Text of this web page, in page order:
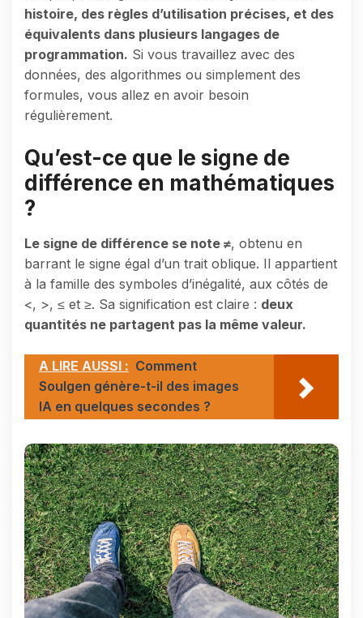
histoire, des règles d’utilisation précises, et des
équivalents dans plusieurs langages de
programmation. Si vous travaillez avec des
données, des algorithmes ou simplement des
formules, vous allez en avoir besoin
régulièrement.
Qu’est-ce que le signe de
différence en mathématiques
?
Le signe de différence se note ≠, obtenu en
barrant le signe égal d’un trait oblique. Il appartient
à la famille des symboles d’inégalité, aux côtés de
<, >, ≤ et ≥. Sa signification est claire : deux
quantités ne partagent pas la même valeur.
A LIRE AUSSI : Comment
Soulgen génère-t-il des images
IA en quelques secondes ?